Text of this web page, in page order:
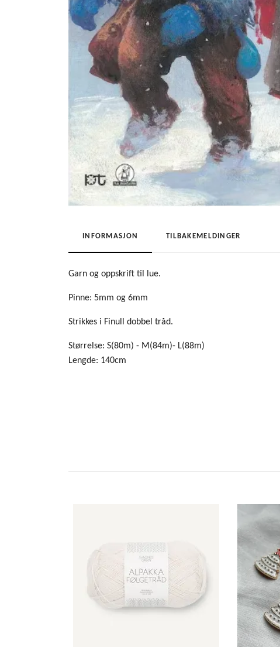
INFORMASJON TILBAKEMELDINGER
Garn og oppskrift til lue.
Pinne: 5mm og 6mm
Strikkes i Finull dobbel tråd.
Størrelse: S(80m) - M(84m)- L(88m)
Lengde: 140cm